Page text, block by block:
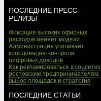
ПОСЛЕДНИЕ ПРЕСС-
РЕЛИЗЫ
Фиксация высоких офисных
расходов меняет модели
Администрация усиливает
координацию контроля
цифровых доходов
Как рекламироваться в соцсетях
ростовским предпринимателям:
выбор площадок и стратегия
ПОСЛЕДНИЕ СТАТЬИ